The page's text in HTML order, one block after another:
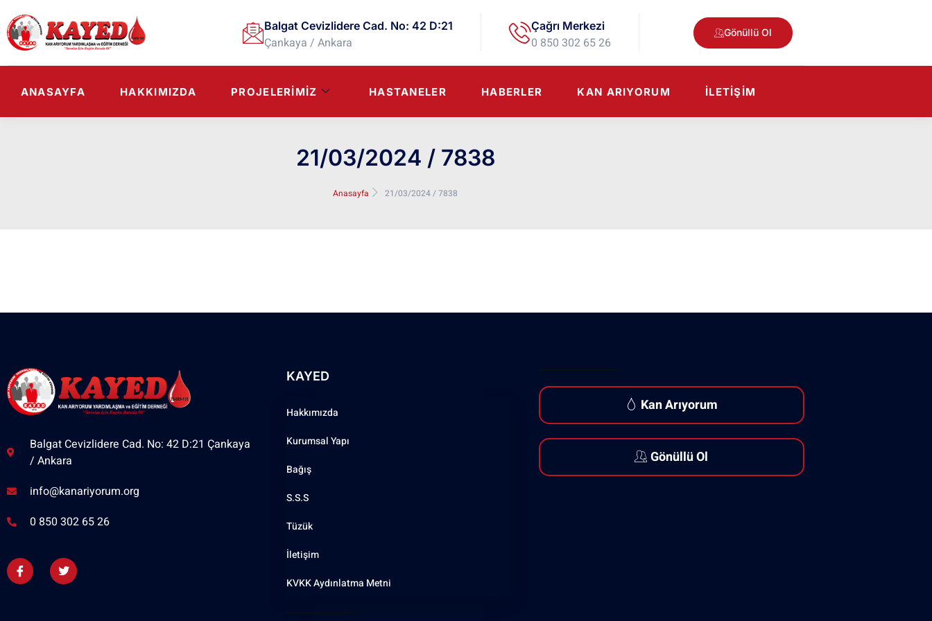
Balgat Cevizlidere Cad. No: 42 D:21
Çankaya / Ankara
Çağrı Merkezi
0 850 302 65 26
Gönüllü Ol
ANASAYFA HAKKIMIZDA PROJELERIMIZ HASTANELER HABERLER KAN ARIYORUM İLETIŞIM
21/03/2024 / 7838
Anasayfa 21/03/2024 / 7838
Balgat Cevizlidere Cad. No: 42 D:21 Çankaya
/ Ankara
info@kanariyorum.org
0 850 302 65 26
KAYED
Hakkımızda
Kurumsal Yapı
Bağış
S.S.S
Tüzük
İletişim
KVKK Aydınlatma Metni
Kan Arıyorum
Gönüllü Ol